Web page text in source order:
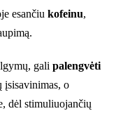
esančiu kofeinu,
gali palengvėti
įsisavinimas, o
dėl stimuliuojančių